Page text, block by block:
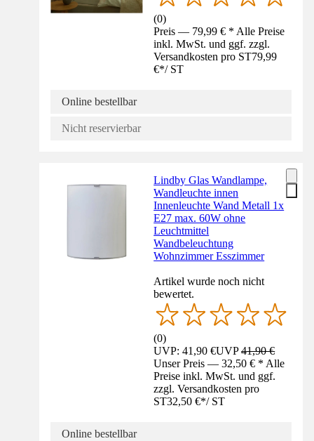
(0)
Preis — 79,99 € * Alle Preise
inkl. MwSt. und ggf. zzgl.
Versandkosten pro ST79,99
€*/ ST
Online bestellbar
Nicht reservierbar
Lindby Glas Wandlampe,
Wandleuchte innen
Innenleuchte Wand Metall 1x
E27 max. 60W ohne
Leuchtmittel
Wandbeleuchtung
Wohnzimmer Esszimmer
Artikel wurde noch nicht
bewertet.
(0)
UVP: 41,90 €UVP41,90 €
Unser Preis — 32,50 € * Alle
Preise inkl. MwSt. und ggf.
zzgl. Versandkosten pro
ST32,50 €*/ ST
Online bestellbar